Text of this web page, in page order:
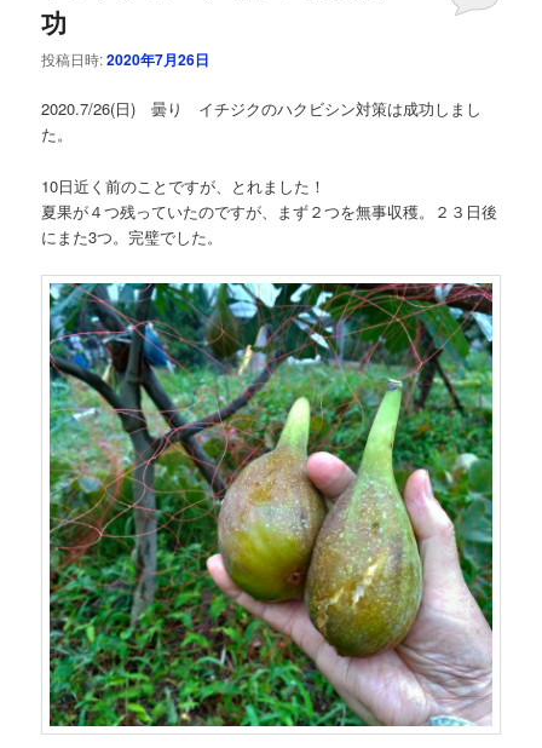
功
投稿日時:2020年7月26日
2020.7/26(日) 曇り イチジクのハクビシン対策は成功しまし
た。
10日近く前のことですが、とれました！
夏果が４つ残っていたのですが、まず２つを無事収穫。２３日後
にまた3つ。完璧でした。